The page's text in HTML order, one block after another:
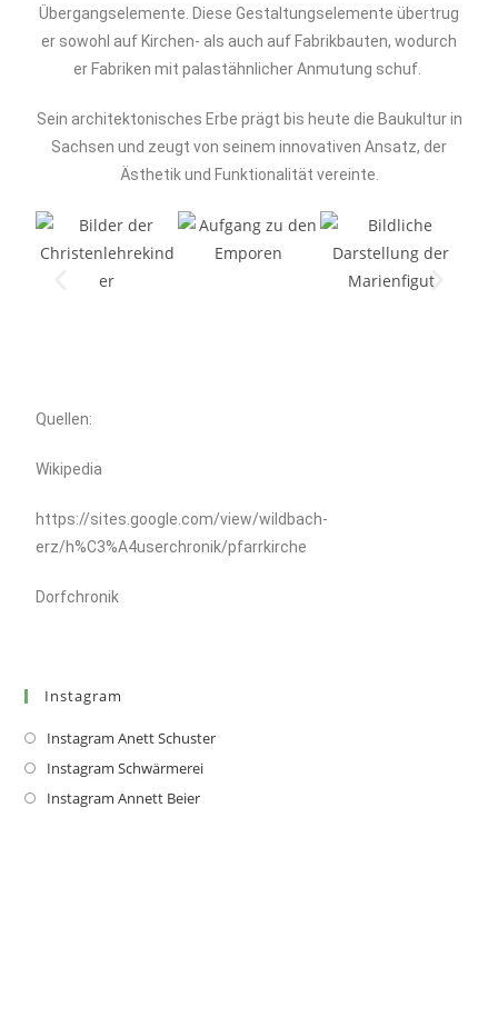
Übergangselemente. Diese Gestaltungselemente übertrug
er sowohl auf Kirchen- als auch auf Fabrikbauten, wodurch
er Fabriken mit palastähnlicher Anmutung schuf.
Sein architektonisches Erbe prägt bis heute die Baukultur in
Sachsen und zeugt von seinem innovativen Ansatz, der
Ästhetik und Funktionalität vereinte.
Quellen:
Wikipedia
https://sites.google.com/view/wildbach-
erz/h%C3%A4userchronik/pfarrkirche
Dorfchronik
Instagram
Instagram Anett Schuster
Instagram Schwärmerei
Instagram Annett Beier